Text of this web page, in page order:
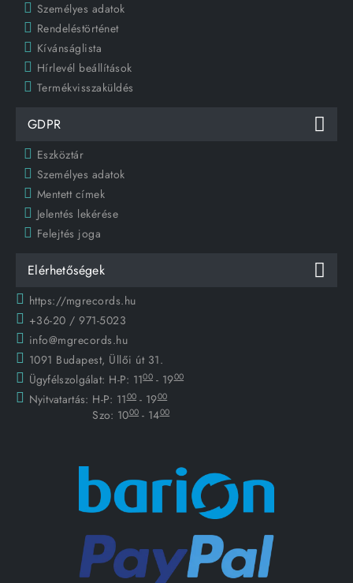
Személyes adatok
Rendeléstörténet
Kívánságlista
Hírlevél beállítások
Termékvisszaküldés
GDPR
Eszköztár
Személyes adatok
Mentett címek
Jelentés lekérése
Felejtés joga
Elérhetőségek
https://mgrecords.hu
+36-20 / 971-5023
info@mgrecords.hu
1091 Budapest, Üllői út 31.
Ügyfélszolgálat: H-P: 1100 - 1900
Nyitvatartás: H-P: 1100 - 1900
Szo: 1000 - 1400